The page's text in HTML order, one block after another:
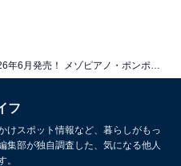
るしアクセサリー」全5種が見逃
チャ情報】
フ
けスポット情報など、暮らしがもっ
集部が独自調査した、気になる他人
。